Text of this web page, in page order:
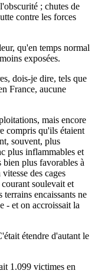
; chutes de
contre les forces
qu'en temps normal
exposées.
dois-je dire, tels que
France, aucune
mais encore
compris qu'ils étaient
souvent, plus
plus inflammables et
plus favorables à
des cages
soulevait et
encaissants ne
- et on accroissait la
étendre d'autant le
1.099 victimes en